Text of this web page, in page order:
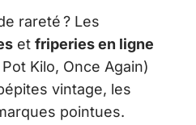
rareté ? Les
et friperies en ligne
Kilo, Once Again)
vintage, les
pointues.